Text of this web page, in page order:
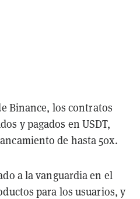
Binance, los contratos
y pagados en USDT,
de hasta 50x.
a la vanguardia en el
para los usuarios, y